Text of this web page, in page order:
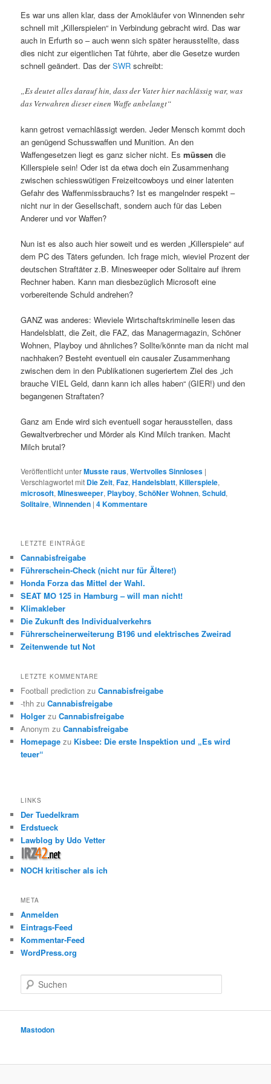
Es war uns allen klar, dass der Amokläufer von Winnenden sehr
schnell mit „Killerspielen“ in Verbindung gebracht wird. Das war
auch in Erfurth so – auch wenn sich später herausstellte, dass
dies nicht zur eigentlichen Tat führte, aber die Gesetze wurden
schnell geändert. Das derSWR schreibt:
„Es deutet alles darauf hin, dass der Vater hier nachlässig war, was
das Verwahren dieser einen Waffe anbelangt“
kann getrost vernachlässigt werden. Jeder Mensch kommt doch
an genügend Schusswaffen und Munition. An den
Waffengesetzen liegt es ganz sicher nicht. Esmüssen die
Killerspiele sein! Oder ist da etwa doch ein Zusammenhang
zwischen schiesswütigen Freizeitcowboys und einer latenten
Gefahr des Waffenmissbrauchs? Ist es mangelnder respekt –
nicht nur in der Gesellschaft, sondern auch für das Leben
Anderer und vor Waffen?
Nun ist es also auch hier soweit und es werden „Killerspiele“ auf
dem PC des Täters gefunden. Ich frage mich, wieviel Prozent der
deutschen Straftäter z.B. Minesweeper oder Solitaire auf ihrem
Rechner haben. Kann man diesbezüglich Microsoft eine
vorbereitende Schuld andrehen?
GANZ was anderes: Wieviele Wirtschaftskriminelle lesen das
Handelsblatt, die Zeit, die FAZ, das Managermagazin, Schöner
Wohnen, Playboy und ähnliches? Sollte/könnte man da nicht mal
nachhaken? Besteht eventuell ein causaler Zusammenhang
zwischen dem in den Publikationen sugeriertem Ziel des „ich
brauche VIEL Geld, dann kann ich alles haben“ (GIER!) und den
begangenen Straftaten?
Ganz am Ende wird sich eventuell sogar herausstellen, dass
Gewaltverbrecher und Mörder als Kind Milch tranken. Macht
Milch brutal?
Veröffentlicht unterMusste raus,Wertvolles Sinnloses |
Verschlagwortet mit Die Zeit,Faz,Handelsblatt,Killerspiele,
microsoft,Minesweeper, Playboy,SchöNer Wohnen,Schuld,
Solitaire,Winnenden |4Kommentare
LETZTE EINTRÄGE
Cannabisfreigabe
Führerschein-Check (nicht nur für Ältere!)
Honda Forza das Mittel der Wahl.
SEAT MO 125 in Hamburg – will man nicht!
Klimakleber
Die Zukunft des Individualverkehrs
Führerscheinerweiterung B196 und elektrisches Zweirad
Zeitenwende tut Not
LETZTE KOMMENTARE
Football prediction zuCannabisfreigabe
-thh zuCannabisfreigabe
Holger zuCannabisfreigabe
Anonym zuCannabisfreigabe
Homepage zu Kisbee: Die erste Inspektion und „Es wird
teuer“
LINKS
Der Tuedelkram
Erdstueck
Lawblog by Udo Vetter
NOCH kritischer als ich
META
Anmelden
Eintrags-Feed
Kommentar-Feed
WordPress.org
u
e
Mastodon